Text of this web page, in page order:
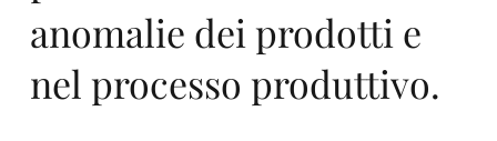
anomalie dei prodotti e
nel processo produttivo.